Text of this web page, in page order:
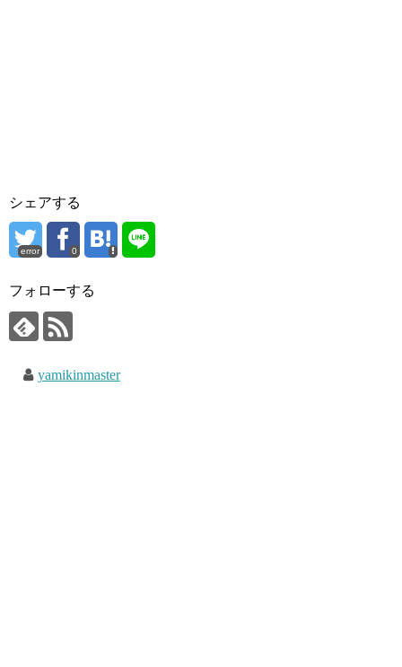
シェアする
error 0
フォローする
yamikinmaster